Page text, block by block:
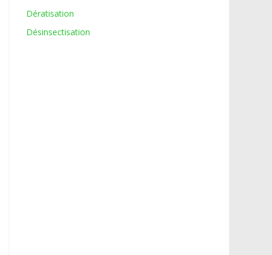
Dératisation
Désinsectisation